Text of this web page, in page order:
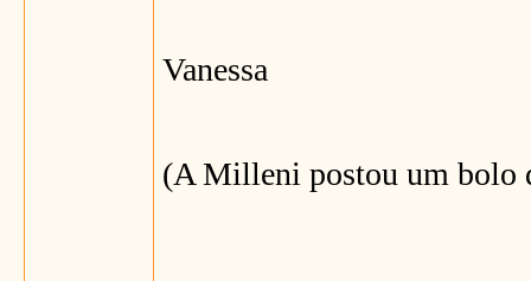
Vanessa
(A Milleni postou um bolo